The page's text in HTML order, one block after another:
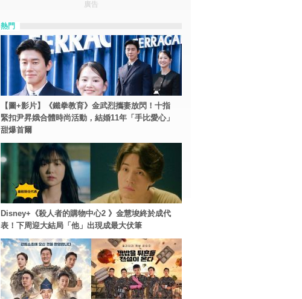
廣告
熱門
【圖+影片】《鐵拳教育》金武烈攜妻放閃！十指
緊扣尹昇娥合體時尚活動，結婚11年「手比愛心」
甜爆首爾
Disney+《殺人者的購物中心2 》金慧埈終於成代
表！下周迎大結局「他」出現成最大伏筆